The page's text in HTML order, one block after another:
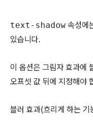
text-shadow 속성에
있습니다.
이 옵션은 그림자 효과에
오프셋 값 뒤에 지정해야
블러 효과(흐리게 하는